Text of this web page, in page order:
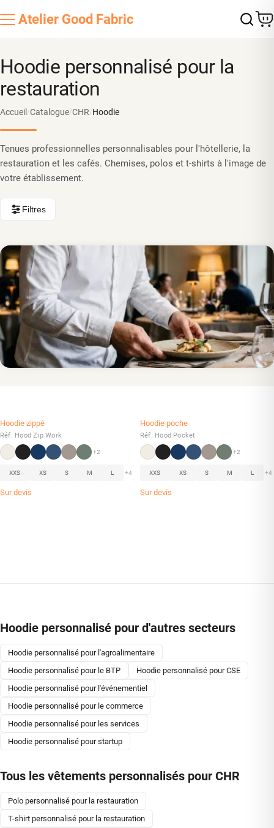
Atelier Good Fabric
Hoodie personnalisé pour la
restauration
Accueil /Catalogue/CHR/Hoodie
Tenues professionnelles personnalisables pour l'hôtellerie, la
restauration et les cafés. Chemises, polos et t-shirts à l'image de
votre établissement.
Filtres
Hoodie zippé
Réf. Hood Zip Work
+2
XXS XS S M L +4
Sur devis
Hoodie poche
Réf. Hood Pocket
+2
XXS XS S M L +4
Sur devis
Hoodie personnalisé pour d'autres secteurs
Hoodie personnalisé pour l'agroalimentaire
Hoodie personnalisé pour le BTP
Hoodie personnalisé pour CSE
Hoodie personnalisé pour l'événementiel
Hoodie personnalisé pour le commerce
Hoodie personnalisé pour les services
Hoodie personnalisé pour startup
Tous les vêtements personnalisés pour CHR
Polo personnalisé pour la restauration
T-shirt personnalisé pour la restauration